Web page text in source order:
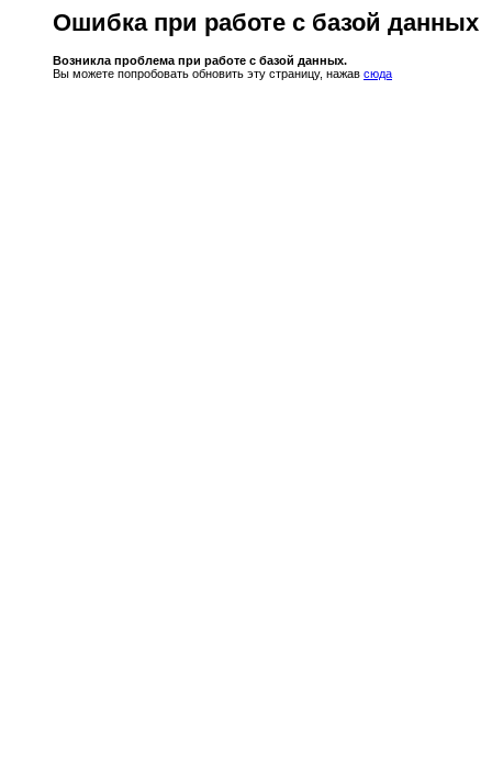
Ошибка при работе с базой данных
Возникла проблема при работе с базой данных.
Вы можете попробовать обновить эту страницу, нажав сюда